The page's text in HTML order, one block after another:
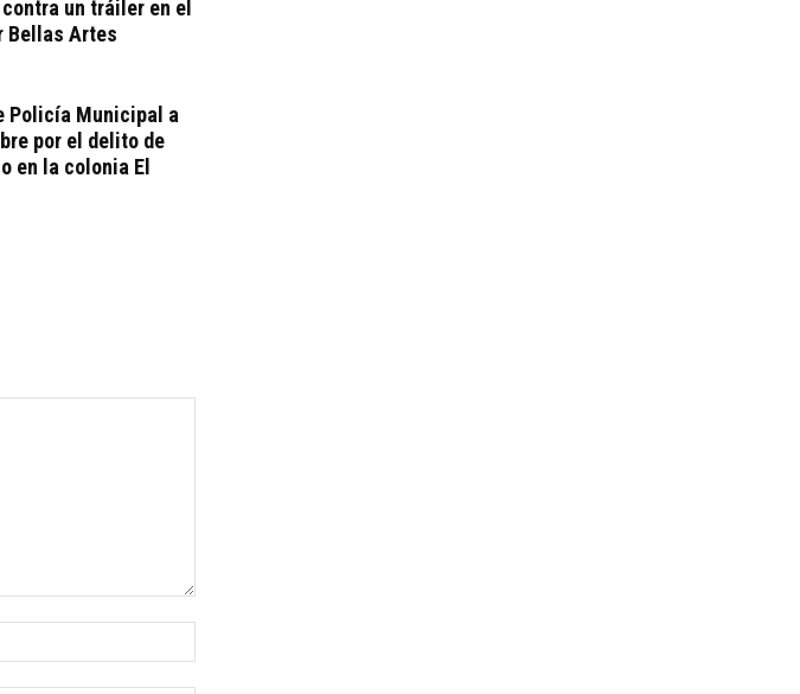
un tráiler en el
Bellas Artes
Policía Municipal a
por el delito de
en la colonia El